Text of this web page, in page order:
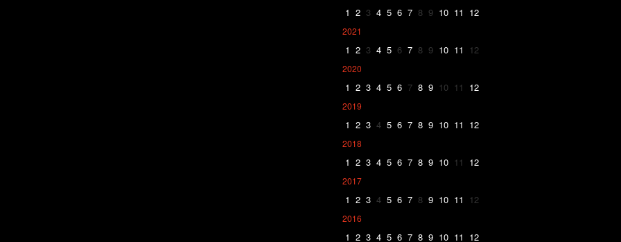
1 2 3 4 5 6 7 8 9 10 11 12
2021
1 2 3 4 5 6 7 8 9 10 11 12
2020
1 2 3 4 5 6 7 8 9 10 11 12
2019
1 2 3 4 5 6 7 8 9 10 11 12
2018
1 2 3 4 5 6 7 8 9 10 11 12
2017
1 2 3 4 5 6 7 8 9 10 11 12
2016
1 2 3 4 5 6 7 8 9 10 11 12